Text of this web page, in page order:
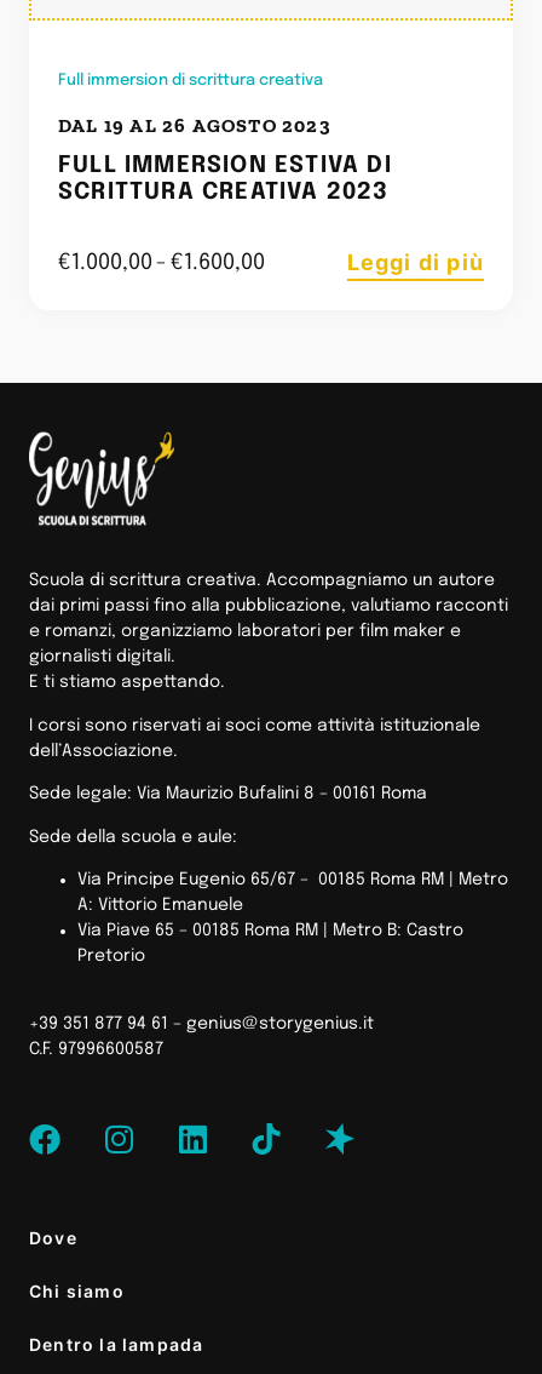
Full immersion di scrittura creativa
DAL 19 AL 26 AGOSTO 2023
FULL IMMERSION ESTIVA DI
SCRITTURA CREATIVA 2023
€ 1.000,00 - € 1.600,00 Leggi di più
Scuola di scrittura creativa. Accompagniamo un autore
dai primi passi fino alla pubblicazione, valutiamo racconti
e romanzi, organizziamo laboratori per film maker e
giornalisti digitali.
E ti stiamo aspettando.
I corsi sono riservati ai soci come attività istituzionale
dell’Associazione.
Sede legale: Via Maurizio Bufalini 8 – 00161 Roma
Sede della scuola e aule:
Via Principe Eugenio 65/67 – 00185 Roma RM |
Metro
A: Vittorio Emanuele
Via Piave 65 – 00185 Roma RM | Metro B: Castro
Pretorio
+39 351 877 94 61 – genius@storygenius.it
C.F. 97996600587
Dove
Chi siamo
Dentro la lampada